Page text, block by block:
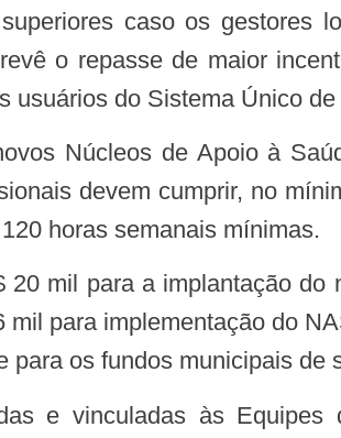
caso os gestores
o repasse de maior
usuários do Sistema Único de
devem cumprir, no
horas semanais mínimas.
para implementação do
os fundos municipais de